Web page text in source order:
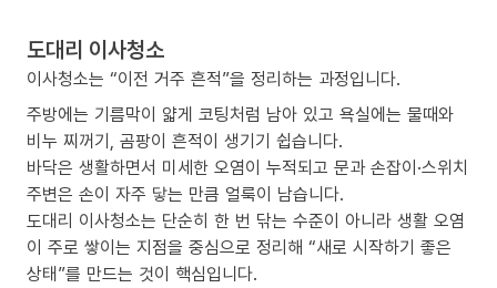
도대리 이사청소
이사청소는 “이전 거주 흔적”을 정리하는 과정입니다.
주방에는 기름막이 얇게 코팅처럼 남아 있고 욕실에는 물때와
비누 찌꺼기, 곰팡이 흔적이 생기기 쉽습니다.
바닥은 생활하면서 미세한 오염이 누적되고 문과 손잡이·스위치
주변은 손이 자주 닿는 만큼 얼룩이 남습니다.
도대리 이사청소는 단순히 한 번 닦는 수준이 아니라 생활 오염
이 주로 쌓이는 지점을 중심으로 정리해 “새로 시작하기 좋은
상태”를 만드는 것이 핵심입니다.